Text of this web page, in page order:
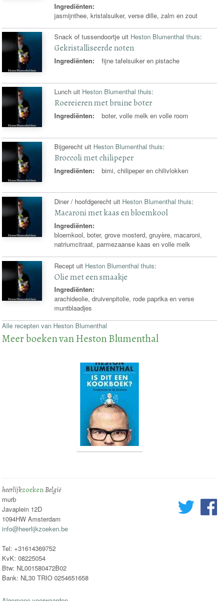
Ingrediënten:
jasmijnthee, kristalsuiker, verse dille, zalm en zout
Snack of tussendoortje uit Heston Blumenthal thuis:
Gekristalliseerde noten
Ingrediënten: fijne tafelsuiker en pistache
Lunch uit Heston Blumenthal thuis:
Roereieren met bruine boter
Ingrediënten: boter, volle melk en volle room
Bijgerecht uit Heston Blumenthal thuis:
Broccoli met chilipeper
Ingrediënten: bimi, chilipeper en chilivlokken
Diner / hoofdgerecht uit Heston Blumenthal thuis:
Macaroni met kaas en bloemkool
Ingrediënten:
bloemkool, boter, grove mosterd, gruyère, macaroni,
natriumcitraat, parmezaanse kaas en volle melk
Recept uit Heston Blumenthal thuis:
Olie met een smaakje
Ingrediënten:
arachideolie, druivenpitolie, rode paprika en verse
muntblaadjes
Alle recepten van Heston Blumenthal
Meer boeken van Heston Blumenthal
heerlijkzoekenBelgië
murb
Javaplein 12D
1094HW Amsterdam
info@heerlijkzoeken.be
Tel: +31614369752
KvK: 08225054
Btw: NL001580472B02
Bank: NL30 TRIO 0254651658